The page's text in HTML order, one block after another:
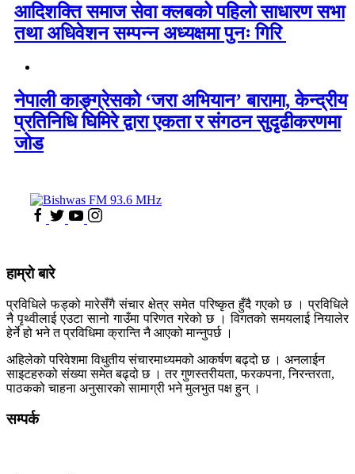
आदिशक्ति समाज सेवा क्लबको पहिलो साधारण सभा
तथा अधिवेशन सम्पन्न अध्यक्षमा पुनः गिरि
नेपाली काङ्ग्रेसको ‘जरा अभियान’ बारामा, केन्द्रीय
प्रतिनिधि घिमिरे द्वारा एकता र संगठन सुदृढीकरणमा
जोड
हाम्रो बारे
प्रविधिले फड्को मारेसँगै संचार क्षेत्र समेत परिष्कृत हुँदै गएको छ । प्रविधिले
नै पृथ्वीलाई एउटा सानो गाउँमा परिणत गरेको छ । विगतको समयलाई नियालेर
हेर्ने हो भने त प्रविधिमा क्रान्ति नै आएको मान्नुपर्छ ।
अहिलेको परिवेशमा विधुतीय संचारमाध्यमको आकर्षण बढ्दो छ । अनलाईन
साइटहरुको संख्या समेत बढ्दो छ । तर गुणस्तरीयता, फरकपना, निरन्तरता,
पाठकको चाहना अनुसारको सामाग्री भने मुलभुत पक्ष हुन् ।
सम्पर्क